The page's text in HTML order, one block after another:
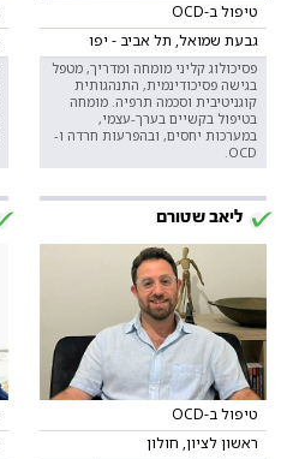
טיפול ב-OCD
גבעת שמואל, תל אביב - יפו
פסיכולוג קליני מומחה ומדריך, מטפל
בגישה פסיכודינמית, התנהגותית
קוגניטיבית וסכמה תרפיה. מומחה
בטיפול בקשיים בערך-עצמי,
במערכות יחסים, ובהפרעות חרדה ו-
OCD.
ליאב שטורם
טיפול ב-OCD
ראשון לציון, חולון